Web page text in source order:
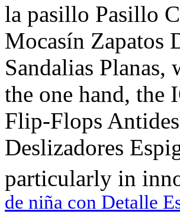
la pasillo Pasillo
Mocasín Zapatos
Sandalias
the one hand, the
Flip-Flops
Deslizadores
particularly in
de niña con Detalle